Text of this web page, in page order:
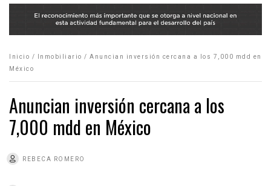
Inicio / Inmobiliario / Anuncian inversión cercana a los 7,000 mdd en
México
Anuncian inversión cercana a los
7,000 mdd en México
REBECA ROMERO